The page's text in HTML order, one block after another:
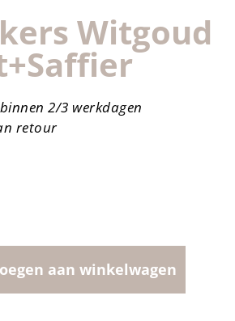
Witgoud
2/3 werkdagen
retour
aan winkelwagen